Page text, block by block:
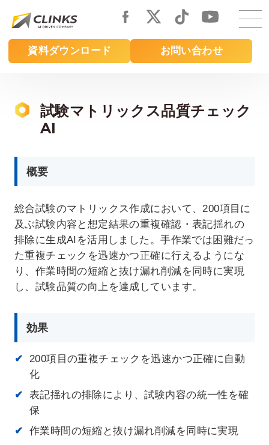
main
content
資料ダウンロード お問い合わせ
66 %
2026年7月時点
1,290
2026年6月時点
試験マトリックス品質チェック
AI
概要
総合試験のマトリックス作成において、200項目に
及ぶ試験内容と想定結果の重複確認・表記揺れの
排除に生成AIを活用しました。手作業では困難だっ
た重複チェックを迅速かつ正確に行えるようにな
り、作業時間の短縮と抜け漏れ削減を同時に実現
し、試験品質の向上を達成しています。
効果
200項目の重複チェックを迅速かつ正確に自動
化
表記揺れの排除により、試験内容の統一性を確
保
作業時間の短縮と抜け漏れ削減を同時に実現